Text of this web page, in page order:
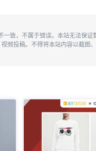
致，不属于错误。本站无法保
投稿。不得将本站内容以截图